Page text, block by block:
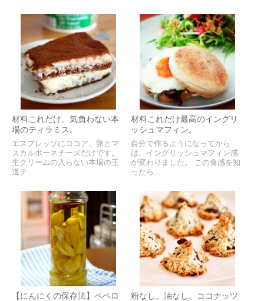
材料これだけ。気負わない本
場のティラミス。
エスプレッソにココア、卵とマ
スカルポーネチーズだけです。
生クリームの入らない本場の王
道テ...
材料これだけ最高のイングリ
ッシュマフィン。
自分で作るようになってから
は、イングリッシュマフィン感
が変わりました。 この食感を知
ったら...
【にんにくの保存法】ペペロ
粉なし。油なし。ココナッツ